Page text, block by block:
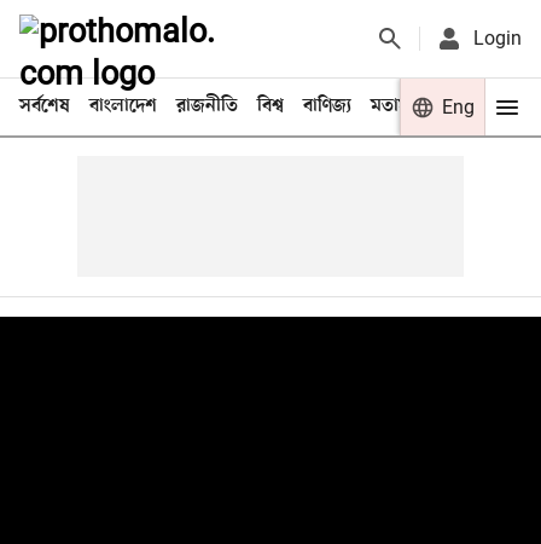
Login
সর্বশেষ বাংলাদেশ রাজনীতি বিশ্ব বাণিজ্য মতামত খেলা
Eng